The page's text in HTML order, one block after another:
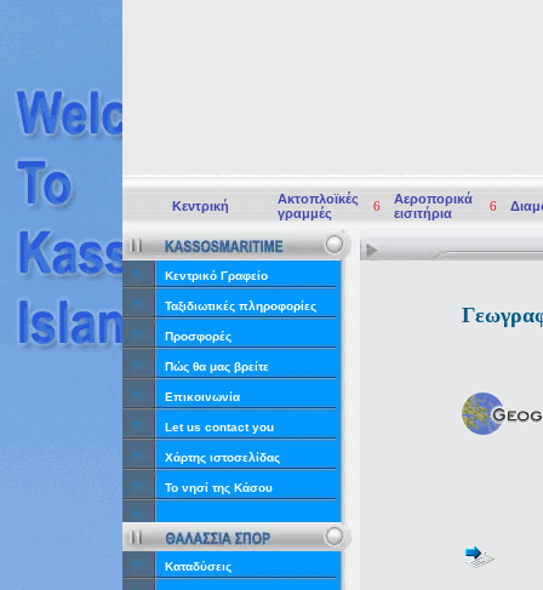
Κεντρική
Ακτοπλοϊκές
γραμμές
6
Αεροπορικά
εισιτήρια
6
Κεντρικό Γραφείο
Ταξιδιωτικές πληροφορίες
Προσφορές
Πώς θα μας βρείτε
Επικοινωνία
Let us contact you
Χάρτης ιστοσελίδας
Το νησί της Κάσου
Καταδύσεις